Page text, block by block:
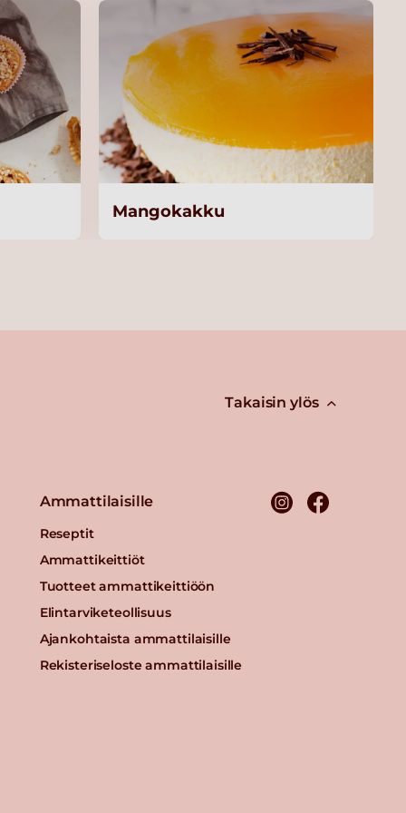
Mangokakku
Takaisin ylös
Ammattilaisille
Reseptit
Ammattikeittiöt
Tuotteet ammattikeittiöön
Elintarviketeollisuus
Ajankohtaista ammattilaisille
Rekisteriseloste ammattilaisille